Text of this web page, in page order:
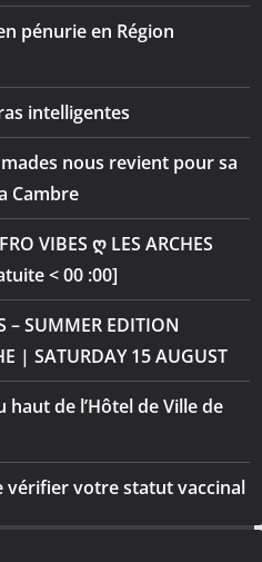
pénurie en Région
intelligentes
nous revient pour sa
Cambre
VIBES ღ LES ARCHES
< 00 :00]
– SUMMER EDITION
| SATURDAY 15 AUGUST
haut de l’Hôtel de Ville de
vérifier votre statut vaccinal